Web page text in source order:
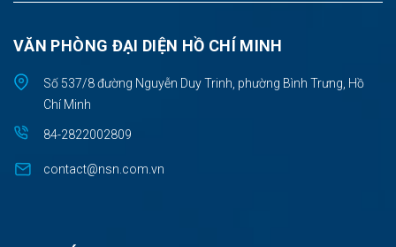
VĂN PHÒNG ĐẠI DIỆN HỒ CHÍ MINH
Số 537/8 đường Nguyễn Duy Trinh, phường Bình Trưng, Hồ
Chí Minh
84-2822002809
contact@nsn.com.vn